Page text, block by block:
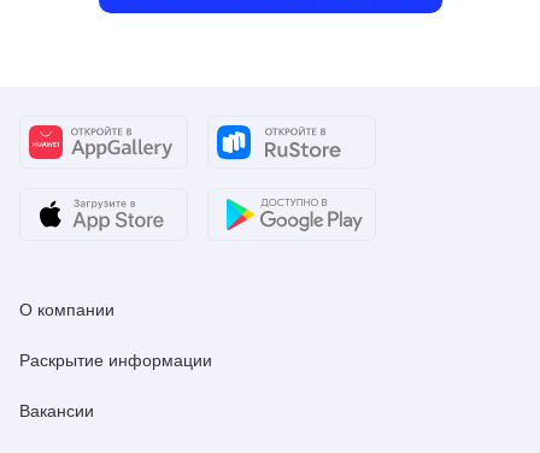
О компании
Раскрытие информации
Вакансии